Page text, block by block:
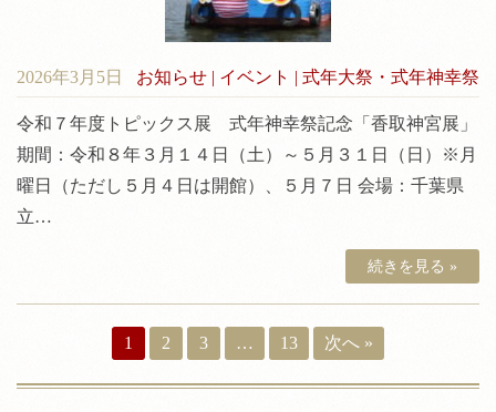
2026年3月5日 お知らせ | イベント | 式年大祭・式年神幸祭
令和７年度トピックス展 式年神幸祭記念「香取神宮展」
期間：令和８年３月１４日（土）～５月３１日（日）※月
曜日（ただし５月４日は開館）、５月７日 会場：千葉県
立…
続きを見る »
1 2 3 … 13 次へ »